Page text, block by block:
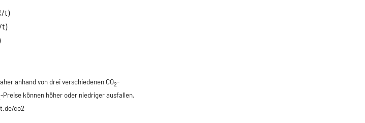
t)
t)
anhand von drei verschiedenen CO2-
-Preise können höher oder niedriger ausfallen.
co2